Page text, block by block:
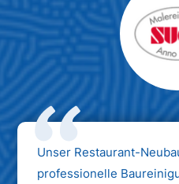
Unser Restaurant-
professionelle